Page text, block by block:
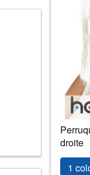
droite
1